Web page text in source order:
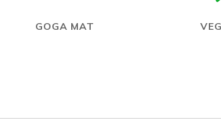
GOGA MAT